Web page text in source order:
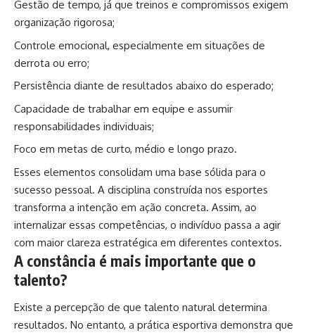
Gestão de tempo, já que treinos e compromissos exigem
organização rigorosa;
Controle emocional, especialmente em situações de
derrota ou erro;
Persistência diante de resultados abaixo do esperado;
Capacidade de trabalhar em equipe e assumir
responsabilidades individuais;
Foco em metas de curto, médio e longo prazo.
Esses elementos consolidam uma base sólida para o
sucesso pessoal. A disciplina construída nos esportes
transforma a intenção em ação concreta. Assim, ao
internalizar essas competências, o indivíduo passa a agir
com maior clareza estratégica em diferentes contextos.
A constância é mais importante que o
talento?
Existe a percepção de que talento natural determina
resultados. No entanto, a prática esportiva demonstra que